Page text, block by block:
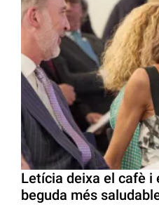
Letícia deixa el cafè i
beguda més